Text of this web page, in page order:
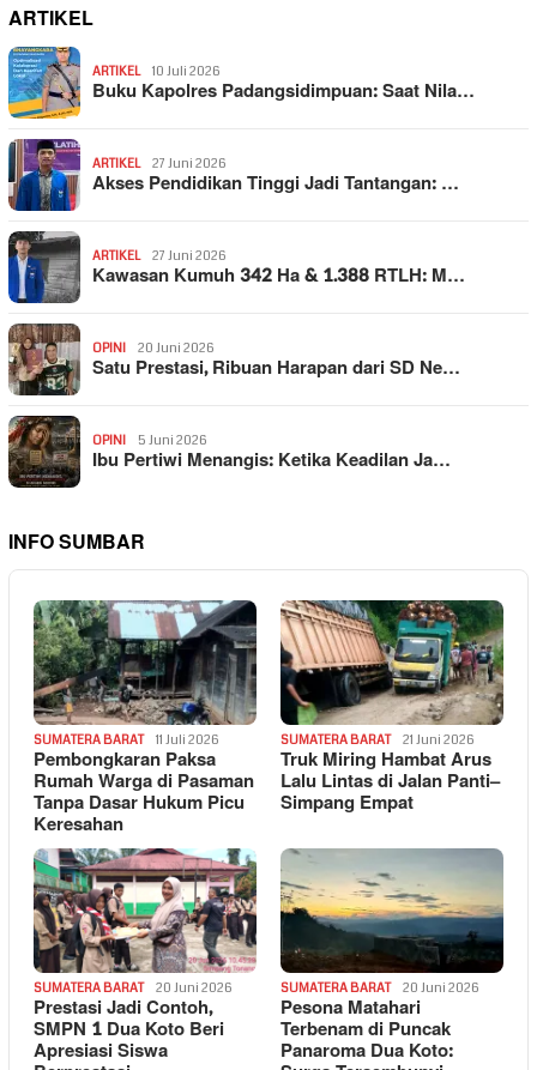
ARTIKEL
ARTIKEL 10 Juli 2026
Buku Kapolres Padangsidimpuan: Saat Nila…
ARTIKEL 27 Juni 2026
Akses Pendidikan Tinggi Jadi Tantangan: …
ARTIKEL 27 Juni 2026
Kawasan Kumuh 342 Ha & 1.388 RTLH: M…
OPINI 20 Juni 2026
Satu Prestasi, Ribuan Harapan dari SD Ne…
OPINI 5 Juni 2026
Ibu Pertiwi Menangis: Ketika Keadilan Ja…
INFO SUMBAR
SUMATERA BARAT 11 Juli 2026
Pembongkaran Paksa
Rumah Warga di Pasaman
Tanpa Dasar Hukum Picu
Keresahan
SUMATERA BARAT 21 Juni 2026
Truk Miring Hambat Arus
Lalu Lintas di Jalan Panti–
Simpang Empat
SUMATERA BARAT 20 Juni 2026
Prestasi Jadi Contoh,
SMPN 1 Dua Koto Beri
Apresiasi Siswa
SUMATERA BARAT 20 Juni 2026
Pesona Matahari
Terbenam di Puncak
Panaroma Dua Koto: